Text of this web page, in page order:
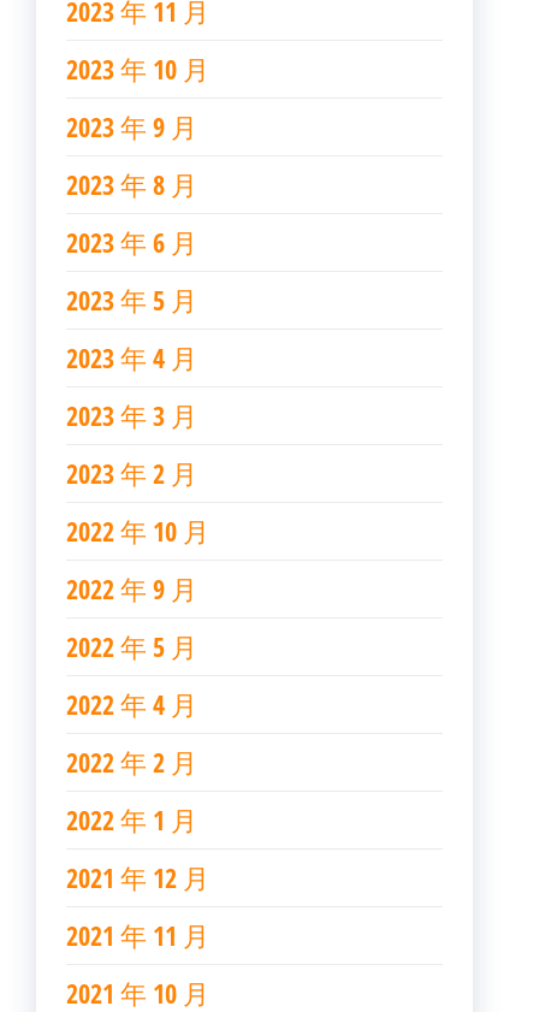
2023 年 11 月
2023 年 10 月
2023 年 9 月
2023 年 8 月
2023 年 6 月
2023 年 5 月
2023 年 4 月
2023 年 3 月
2023 年 2 月
2022 年 10 月
2022 年 9 月
2022 年 5 月
2022 年 4 月
2022 年 2 月
2022 年 1 月
2021 年 12 月
2021 年 11 月
2021 年 10 月